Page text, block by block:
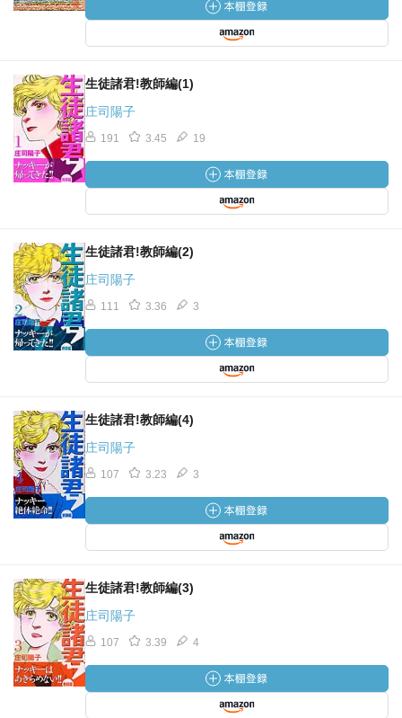
生徒諸君!教師編(1)
庄司陽子
191 3.45 19
生徒諸君!教師編(2)
庄司陽子
111 3.36 3
生徒諸君!教師編(4)
庄司陽子
107 3.23 3
生徒諸君!教師編(3)
庄司陽子
107 3.39 4